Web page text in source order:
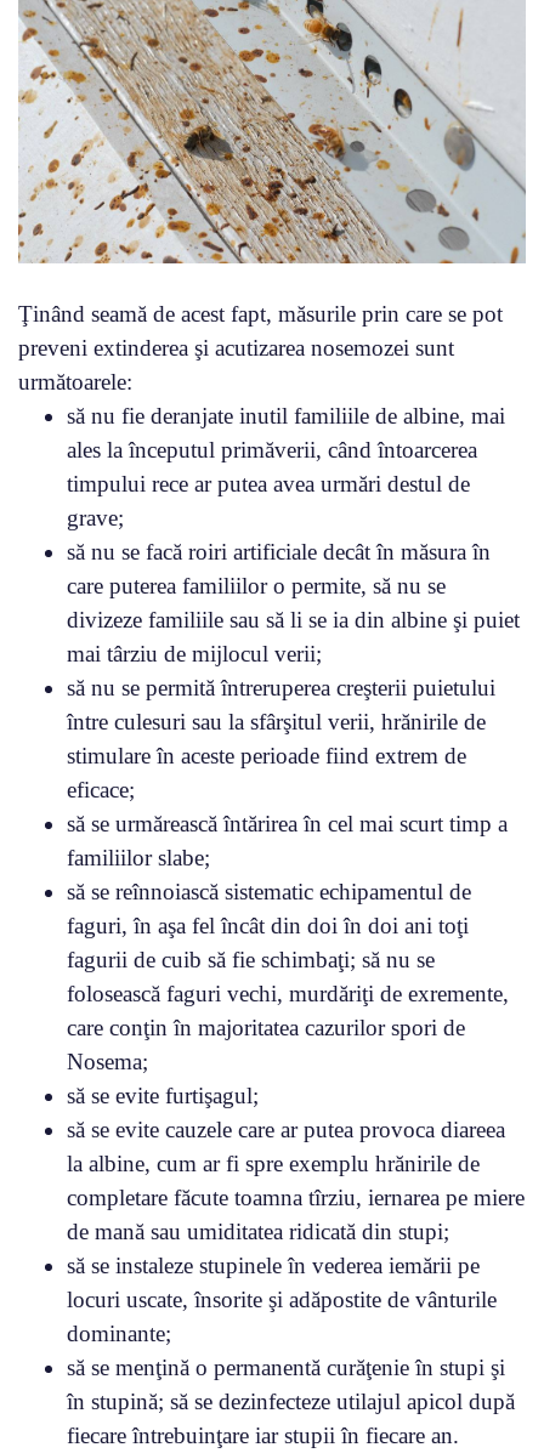
Ţinând seamă de acest fapt, măsurile prin care se pot
preveni extinderea şi acutizarea nosemozei sunt
următoarele:
să nu fie deranjate inutil familiile de albine, mai
ales la începutul primăverii, când întoarcerea
timpului rece ar putea avea urmări destul de
grave;
să nu se facă roiri artificiale decât în măsura în
care puterea familiilor o permite, să nu se
divizeze familiile sau să li se ia din albine şi puiet
mai târziu de mijlocul verii;
să nu se permită întreruperea creşterii puietului
între culesuri sau la sfârşitul verii, hrănirile de
stimulare în aceste perioade fiind extrem de
eficace;
să se urmărească întărirea în cel mai scurt timp a
familiilor slabe;
să se reînnoiască sistematic echipamentul de
faguri, în aşa fel încât din doi în doi ani toţi
fagurii de cuib să fie schimbaţi; să nu se
folosească faguri vechi, murdăriţi de exremente,
care conţin în majoritatea cazurilor spori de
Nosema;
să se evite furtişagul;
să se evite cauzele care ar putea provoca diareea
la albine, cum ar fi spre exemplu hrănirile de
completare făcute toamna tîrziu, iernarea pe miere
de mană sau umiditatea ridicată din stupi;
să se instaleze stupinele în vederea iemării pe
locuri uscate, însorite şi adăpostite de vânturile
dominante;
să se menţină o permanentă curăţenie în stupi şi
în stupină; să se dezinfecteze utilajul apicol după
fiecare întrebuinţare iar stupii în fiecare an.